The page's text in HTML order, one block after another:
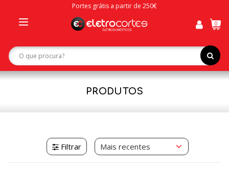
Portes grátis a partir de 250€
navigation
0
PRODUTOS
Filtrar